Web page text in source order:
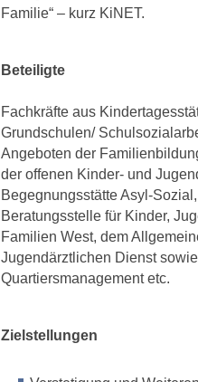
Familie“ – kurz KiNET.
Beteiligte
Fachkräfte aus
Grundschulen/
Angeboten der
der offenen Kinder- und
Begegnungsstätte Asyl-
Beratungsstelle für Kinder,
Familien West, dem
Jugendärztlichen Dienst
Quartiersmanagement etc.
Zielstellungen